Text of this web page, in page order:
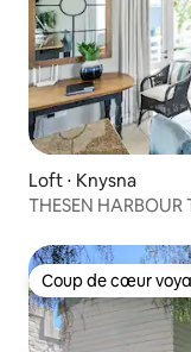
Loft ⋅ Knysna
THESEN HARBOUR
Coup de cœur
Coup de cœur